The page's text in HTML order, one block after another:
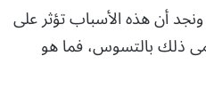
أن هذه الأسباب تؤثر على
ذلك بالتسوس، فما هو